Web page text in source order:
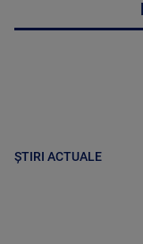
ȘTIRI ACTUALE